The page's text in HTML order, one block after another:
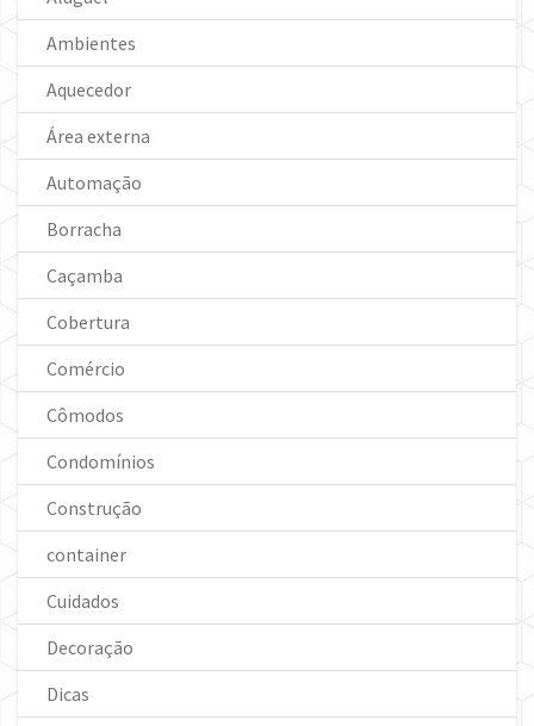
Ambientes
Aquecedor
Área externa
Automação
Borracha
Caçamba
Cobertura
Comércio
Cômodos
Condomínios
Construção
container
Cuidados
Decoração
Dicas